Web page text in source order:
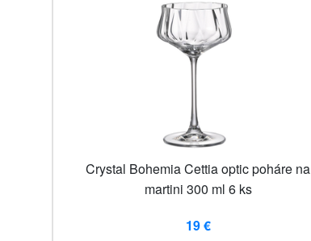
Crystal Bohemia Cettia optic poháre na
martini 300 ml 6 ks
19 €